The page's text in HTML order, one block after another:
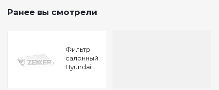
Ранее вы смотрели
Фильтр
салонный
Hyundai